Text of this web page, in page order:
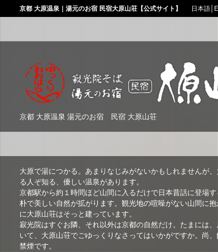
京都 大原温泉｜湯元のお宿 民宿大原山荘【公式サイト】 日本語
京都 大原温泉 湯元のお宿 民宿 大原山荘
大原で湯につかる。あまりなじみがないかもしれませんが
る人ぞ知る、優しい温泉があります。
京都駅から約１時間ほど山間に入るだけで日本昔話に登場
朴で美しい自然が拡がります。観光地の喧噪がない山間に
に大原山荘はそっと建っています。
寂光院はすぐお隣、それ以外は京都の自然だけ。たまには
いて、大原山荘でごゆっくりなさってはいかがですか。尚
禁煙です。